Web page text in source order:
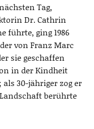
Tag,
Dr. Cathrin
führte, ging 1986
von Franz Marc
sie geschaffen
in der Kindheit
30-jähriger zog er
berührte